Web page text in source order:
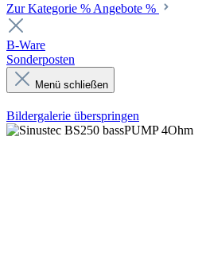
Zur Kategorie % Angebote %
B-Ware
Sonderposten
Menü schließen
Bildergalerie überspringen